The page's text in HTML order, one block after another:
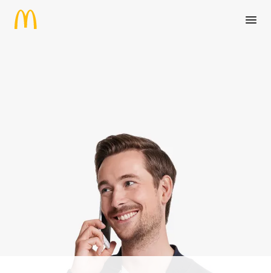
Zum Hauptinhalt springen